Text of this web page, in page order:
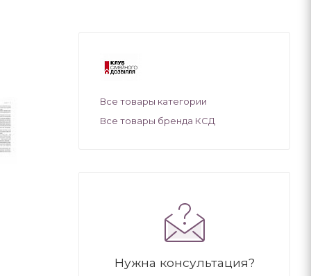
Все товары категории
Все товары бренда КСД
Нужна консультация?